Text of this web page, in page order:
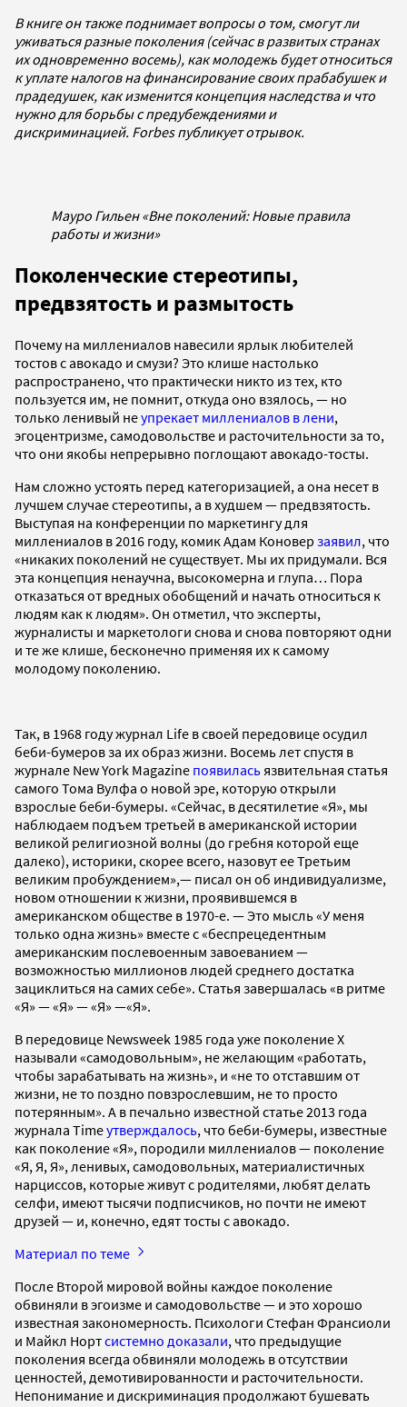
В книге он также поднимает вопросы о том, смогут ли
уживаться разные поколения (сейчас в развитых странах
их одновременно восемь), как молодежь будет относиться
к уплате налогов на финансирование своих прабабушек и
прадедушек, как изменится концепция наследства и что
нужно для борьбы с предубеждениями и
дискриминацией. Forbes публикует отрывок.
Мауро Гильен «Вне поколений: Новые правила
работы и жизни»
Поколенческие стереотипы,
предвзятость и размытость
Почему на миллениалов навесили ярлык любителей
тостов с авокадо и смузи? Это клише настолько
распространено, что практически никто из тех, кто
пользуется им, не помнит, откуда оно взялось, — но
только ленивый неупрекает миллениалов в лени,
эгоцентризме, самодовольстве и расточительности за то,
что они якобы непрерывно поглощают авокадо-тосты.
Нам сложно устоять перед категоризацией, а она несет в
лучшем случае стереотипы, а в худшем — предвзятость.
Выступая на конференции по маркетингу для
миллениалов в 2016 году, комик Адам Коновер заявил, что
«никаких поколений не существует. Мы их придумали. Вся
эта концепция ненаучна, высокомерна и глупа… Пора
отказаться от вредных обобщений и начать относиться к
людям как к людям». Он отметил, что эксперты,
журналисты и маркетологи снова и снова повторяют одни
и те же клише, бесконечно применяя их к самому
молодому поколению.
Так, в 1968 году журнал Life в своей передовице осудил
беби-бумеров за их образ жизни. Восемь лет спустя в
журнале New York Magazine появилась язвительная статья
самого Тома Вулфа о новой эре, которую открыли
взрослые беби-бумеры. «Сейчас, в десятилетие «Я», мы
наблюдаем подъем третьей в американской истории
великой религиозной волны (до гребня которой еще
далеко), историки, скорее всего, назовут ее Третьим
великим пробуждением»,— писал он об индивидуализме,
новом отношении к жизни, проявившемся в
американском обществе в 1970-е. — Это мысль «У меня
только одна жизнь» вместе с «беспрецедентным
американским послевоенным завоеванием —
возможностью миллионов людей среднего достатка
зациклиться на самих себе». Статья завершалась «в ритме
«Я» — «Я» — «Я» —«Я».
В передовице Newsweek 1985 года уже поколение X
называли «самодовольным», не желающим «работать,
чтобы зарабатывать на жизнь», и «не то отставшим от
жизни, не то поздно повзрослевшим, не то просто
потерянным». А в печально известной статье 2013 года
журнала Timeутверждалось, что беби-бумеры, известные
как поколение «Я», породили миллениалов — поколение
«Я, Я, Я», ленивых, самодовольных, материалистичных
нарциссов, которые живут с родителями, любят делать
селфи, имеют тысячи подписчиков, но почти не имеют
друзей — и, конечно, едят тосты с авокадо.
Материал по теме
После Второй мировой войны каждое поколение
обвиняли в эгоизме и самодовольстве — и это хорошо
известная закономерность. Психологи Стефан Франсиоли
и Майкл Нортсистемно доказали, что предыдущие
поколения всегда обвиняли молодежь в отсутствии
ценностей, демотивированности и расточительности.
Непонимание и дискриминация продолжают бушевать